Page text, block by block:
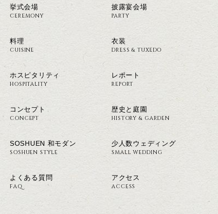
挙式会場
CEREMONY
披露宴会場
PARTY
料理
CUISINE
衣装
DRESS & TUXEDO
ホスピタリティ
HOSPITALITY
レポート
REPORT
コンセプト
CONCEPT
歴史と庭園
HISTORY & GARDEN
SOSHUEN 和モダン
SOSHUEN STYLE
少人数ウェディング
SMALL WEDDING
よくある質問
FAQ
アクセス
ACCESS